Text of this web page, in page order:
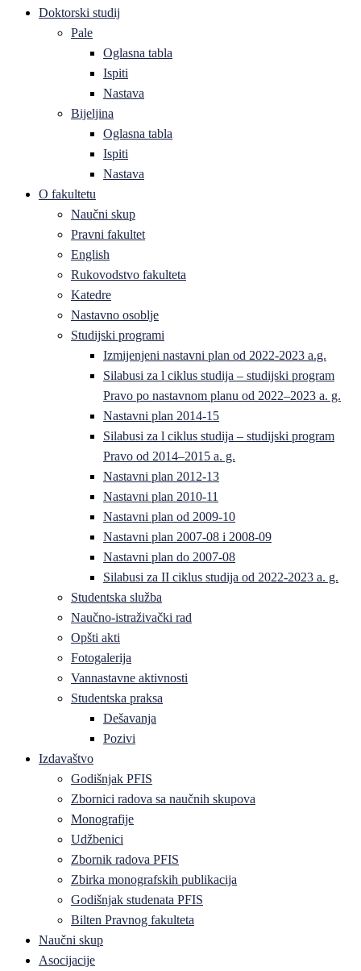
Doktorski studij
Pale
Oglasna tabla
Ispiti
Nastava
Bijeljina
Oglasna tabla
Ispiti
Nastava
O fakultetu
Naučni skup
Pravni fakultet
English
Rukovodstvo fakulteta
Katedre
Nastavno osoblje
Studijski programi
Izmijenjeni nastavni plan od 2022-2023 a.g.
Silabusi za l ciklus studija – studijski program
Pravo po nastavnom planu od 2022–2023 a. g.
Nastavni plan 2014-15
Silabusi za l ciklus studija – studijski program
Pravo od 2014–2015 a. g.
Nastavni plan 2012-13
Nastavni plan 2010-11
Nastavni plan od 2009-10
Nastavni plan 2007-08 i 2008-09
Nastavni plan do 2007-08
Silabusi za II ciklus studija od 2022-2023 a. g.
Studentska služba
Naučno-istraživački rad
Opšti akti
Fotogalerija
Vannastavne aktivnosti
Studentska praksa
Dešavanja
Pozivi
Izdavaštvo
Godišnjak PFIS
Zbornici radova sa naučnih skupova
Monografije
Udžbenici
Zbornik radova PFIS
Zbirka monografskih publikacija
Godišnjak studenata PFIS
Bilten Pravnog fakulteta
Naučni skup
Asocijacije